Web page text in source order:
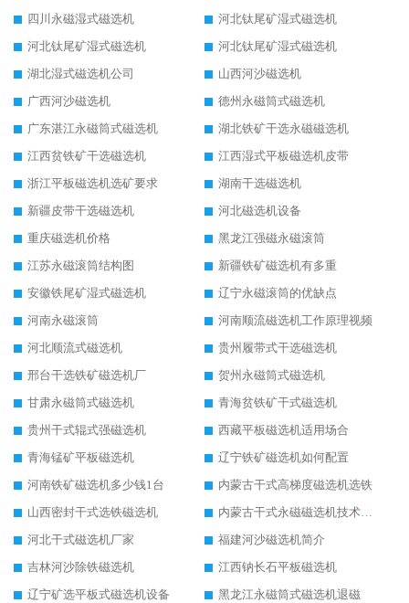
四川永磁湿式磁选机
河北钛尾矿湿式磁选机
河北钛尾矿湿式磁选机
河北钛尾矿湿式磁选机
湖北湿式磁选机公司
山西河沙磁选机
广西河沙磁选机
德州永磁筒式磁选机
广东湛江永磁筒式磁选机
湖北铁矿干选永磁磁选机
江西贫铁矿干选磁选机
江西湿式平板磁选机皮带
浙江平板磁选机选矿要求
湖南干选磁选机
新疆皮带干选磁选机
河北磁选机设备
重庆磁选机价格
黑龙江强磁永磁滚筒
江苏永磁滚筒结构图
新疆铁矿磁选机有多重
安徽铁尾矿湿式磁选机
辽宁永磁滚筒的优缺点
河南永磁滚筒
河南顺流磁选机工作原理视频
河北顺流式磁选机
贵州履带式干选磁选机
邢台干选铁矿磁选机厂
贺州永磁筒式磁选机
甘肃永磁筒式磁选机
青海贫铁矿干式磁选机
贵州干式辊式强磁选机
西藏平板磁选机适用场合
青海锰矿平板磁选机
辽宁铁矿磁选机如何配置
河南铁矿磁选机多少钱1台
内蒙古干式高梯度磁选机选铁
山西密封干式选铁磁选机
内蒙古干式永磁磁选机技术要求
河北干式磁选机厂家
福建河沙磁选机简介
吉林河沙除铁磁选机
江西钠长石平板磁选机
辽宁矿选平板式磁选机设备
黑龙江永磁筒式磁选机退磁